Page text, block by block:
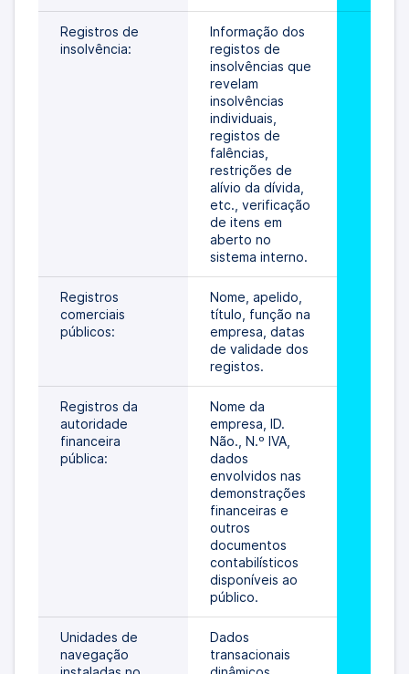
Registros de
insolvência:
Informação dos
registos de
insolvências que
revelam
insolvências
individuais,
registos de
falências,
restrições de
alívio da dívida,
etc., verificação
de itens em
aberto no
sistema interno.
Registros
comerciais
públicos:
Nome, apelido,
título, função na
empresa, datas
de validade dos
registos.
Registros da
autoridade
financeira
pública:
Nome da
empresa, ID.
Não., N.º IVA,
dados
envolvidos nas
demonstrações
financeiras e
outros
documentos
contabilísticos
disponíveis ao
público.
Unidades de
navegação
Dados
transacionais